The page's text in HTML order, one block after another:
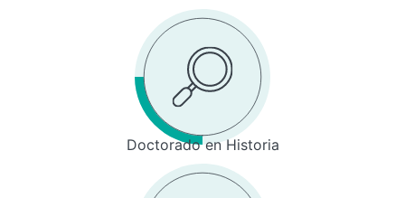
Doctorado en Historia